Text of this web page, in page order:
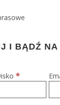
I BĄDŹ NA
*